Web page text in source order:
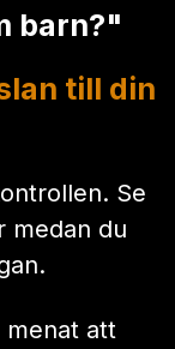
barn?"
till din
Se
medan du
menat att